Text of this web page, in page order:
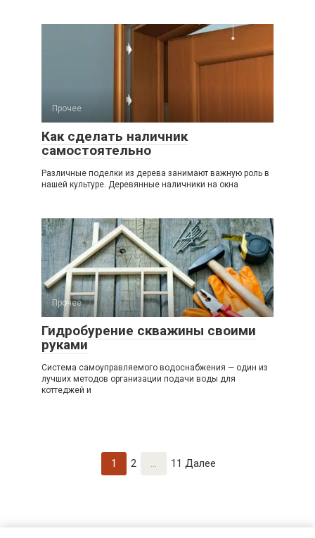
Прочее
Как сделать наличник
самостоятельно
Различные поделки из дерева занимают важную роль в
нашей культуре. Деревянные наличники на окна
Прочее
Гидробурение скважины своими
руками
Система самоуправляемого водоснабжения — один из
лучших методов организации подачи воды для
коттеджей и
1 2 11 Далее